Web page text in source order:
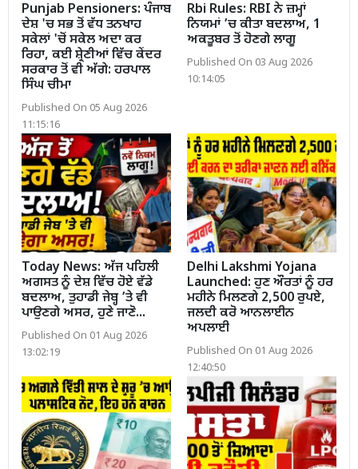
Punjab Pensioners: ਪੰਜਾਬ
ਦੇਸ਼ 'ਚ ਸਭ ਤੋਂ ਵੱਧ ਤਨਖਾਹ
ਸਕੇਲਾਂ 'ਚੋਂ ਸਕੇਲ ਅਦਾ ਕਰ
ਰਿਹਾ, ਕਈ ਸ਼੍ਰੇਣੀਆਂ ਵਿੱਚ ਕੇਂਦਰ
ਸਰਕਾਰ ਤੋਂ ਵੀ ਅੱਗੇ: ਹਰਪਾਲ
ਸਿੰਘ ਚੀਮਾ
Published On 05 Aug 2026
11:15:16
Rbi Rules: RBI ਨੇ ਜ਼ਮ੍ਹਾਂ
ਨਿਯਮਾਂ ’ਚ ਕੀਤਾ ਬਦਲਾਅ, 1
ਅਕਤੂਬਰ ਤੋਂ ਹੋਣਗੇ ਲਾਗੂ
Published On 03 Aug 2026
10:14:05
Today News: ਅੱਜ ਪਹਿਲੀ
ਅਗਸਤ ਨੂੰ ਦੇਸ਼ ਵਿੱਚ ਹੋਏ ਵੱਡੇ
ਬਦਲਾਅ, ਤੁਹਾਡੀ ਜੇਬ੍ਹ ’ਤੇ ਵੀ
ਪਾਉਣਗੇ ਅਸਰ, ਹੁਣੇ ਜਾਣੋ...
Published On 01 Aug 2026
13:02:19
Delhi Lakshmi Yojana
Launched: ਹੁਣ ਔਰਤਾਂ ਨੂੰ ਹਰ
ਮਹੀਨੇ ਮਿਲਣਗੇ 2,500 ਰੁਪਏ,
ਜਲਦੀ ਕਰੋ ਆਨਲਾਈਨ
ਅਪਲਾਈ
Published On 01 Aug 2026
12:40:50